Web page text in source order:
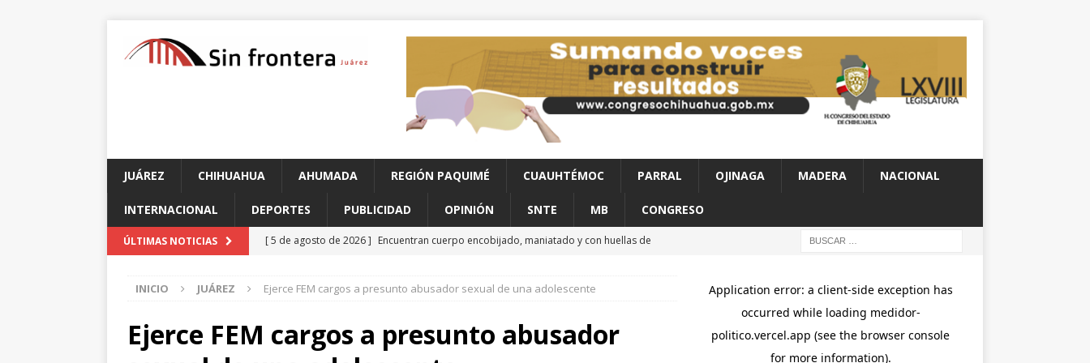
JUÁREZ CHIHUAHUA AHUMADA REGIÓN PAQUIMÉ CUAUHTÉMOC PARRAL OJINAGA MADERA NACIONAL
INTERNACIONAL DEPORTES PUBLICIDAD OPINIÓN SNTE MB CONGRESO
ÚLTIMAS NOTICIAS [ 5 de agosto de 2026 ] Encuentran cuerpo encobijado, maniatado y con huellas de
[ 5 de agosto de 2026 ] Continúan jornadas de Jóvenes Unen al Barrio
Inauguran quinta edición de Conectando Generaciones
INICIO JUÁREZ Ejerce FEM cargos a presunto abusador sexual de una adolescente
Ejerce FEM cargos a presunto abusador